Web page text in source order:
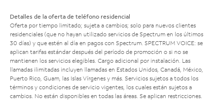
Detalles de la oferta de teléfono residencial
Oferta por tiempo limitado; sujeta a cambios; solo para nuevos clientes
residenciales (que no hayan utilizado servicios de Spectrum en los últimos
30 días) y que estén al día en pagos con Spectrum. SPECTRUM VOICE: se
aplican tarifas estándar después del período de promoción o si no se
mantienen los servicios elegibles. Cargo adicional por instalación. Las
llamadas ilimitadas incluyen llamadas en Estados Unidos, Canadá, México,
Puerto Rico, Guam, las Islas Vírgenes y más. Servicios sujetos a todos los
términos y condiciones de servicio vigentes, los cuales están sujetos a
cambios. No están disponibles en todas las áreas. Se aplican restricciones.